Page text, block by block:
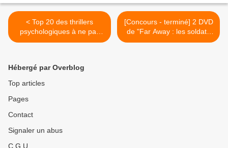
< Top 20 des thrillers
psychologiques à ne pas
manquer [part 1]
[Concours - terminé] 2 DVD
de "Far Away : les soldats
de l'espoir" à gagner >
Hébergé par Overblog
Top articles
Pages
Contact
Signaler un abus
C.G.U.